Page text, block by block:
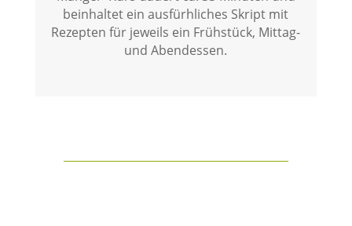
beinhaltet ein ausfürhliches Skript mit
Rezepten für jeweils ein Frühstück, Mittag-
und Abendessen.